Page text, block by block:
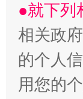
“
●就下列
相关政
的个人
用您的